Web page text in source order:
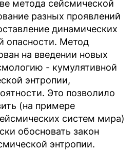
метода сейсмической
разных проявлений
динамических
опасности. Метод
на введении новых
- кумулятивной
энтропии,
Это позволило
(на примере
систем мира)
обосновать закон
энтропии.